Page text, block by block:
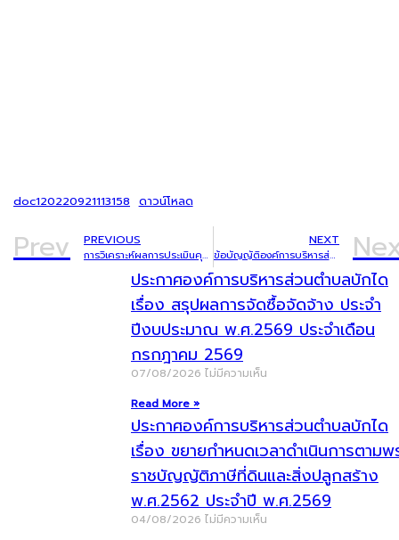
doc120220921113158 ดาวน์โหลด
Prev PREVIOUS
การวิเคราะห์ผลการประเมินคุณธรรมและความโปร่งใสในการดำเนินงานของหน่วยงานภาครัฐ ในปี พ.ศ. 2565
NEXT
ข้อบัญญัติองค์การบริหารส่วนตำบลบักได ประจำปีงบประมาณ พ.ศ. 2566
ประกาศองค์การบริหารส่วนตำบลบักได
เรื่อง สรุปผลการจัดซื้อจัดจ้าง ประจำ
ปีงบประมาณ พ.ศ.2569 ประจำเดือน
กรกฎาคม 2569
07/08/2026 ไม่มีความเห็น
Read More »
ประกาศองค์การบริหารส่วนตำบลบักได
เรื่อง ขยายกำหนดเวลาดำเนินการตามพ
ราชบัญญัติภาษีที่ดินและสิ่งปลูกสร้าง
พ.ศ.2562 ประจำปี พ.ศ.2569
04/08/2026 ไม่มีความเห็น